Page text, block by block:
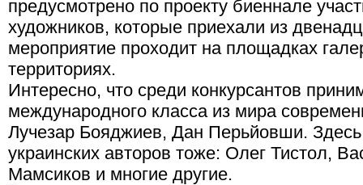
предусмотрено по проекту биеннале
художников, которые приехали из
мероприятие проходит на площадках
территориях.
Интересно, что среди конкурсантов
международного класса из мира
Лучезар Бояджиев, Дан Перьйовши. Здесь
украинских авторов тоже: Олег Тистол,
Мамсиков и многие другие.